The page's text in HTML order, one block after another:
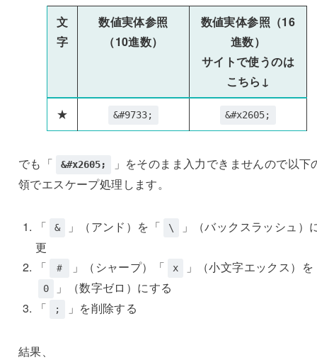
文
字
数値実体参照
（10進数）
数値実体参照（16
進数）
サイトで使うのは
こちら↓
★
&#9733; &#x2605;
でも「 &#x2605;
」をそのまま入力できませんので以下
領でエスケープ処理します。
「 & 」（アンド）を「 \
」（バックスラッシュ）
更
「
＃ 」（シャープ）「 x 」（小文字エックス）を
0
」（数字ゼロ）にする
「
; 」を削除する
結果、